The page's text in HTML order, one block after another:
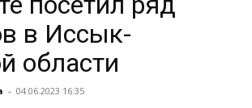
в Иссык-
области
- 04.06.2023 16:35